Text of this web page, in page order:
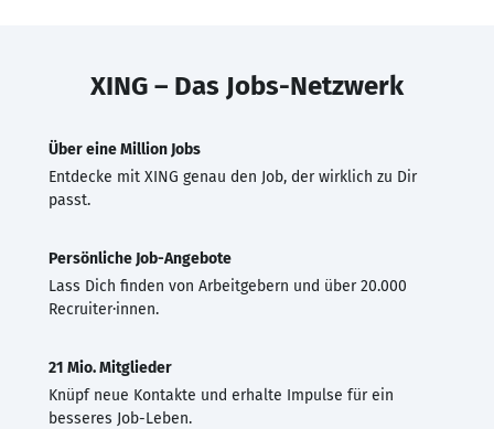
XING – Das Jobs-Netzwerk
Über eine Million Jobs
Entdecke mit XING genau den Job, der wirklich zu Dir
passt.
Persönliche Job-Angebote
Lass Dich finden von Arbeitgebern und über 20.000
Recruiter·innen.
21 Mio. Mitglieder
Knüpf neue Kontakte und erhalte Impulse für ein
besseres Job-Leben.